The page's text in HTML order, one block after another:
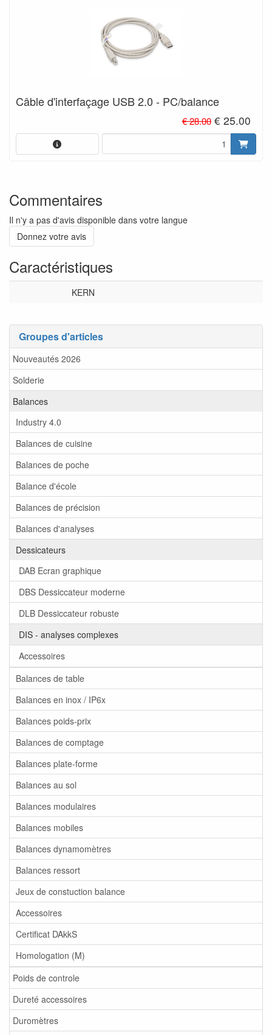
Groupes d'articles
Nouveautés 2026
Solderie
Balances
Industry 4.0
Balances de cuisine
Balances de poche
Balance d'école
Balances de précision
Balances d'analyses
Dessicateurs
DAB Ecran graphique
DBS Dessiccateur moderne
DLB Dessiccateur robuste
DIS - analyses complexes
Accessoires
Balances de table
Balances en inox / IP6x
Balances poids-prix
Balances de comptage
Balances plate-forme
Balances au sol
Balances modulaires
Balances mobiles
Balances dynamomètres
Balances ressort
Jeux de constuction balance
Accessoires
Certificat DAkkS
Homologation (M)
Poids de controle
Dureté accessoires
Duromètres
Câble d'interfaçage USB 2.0 - PC/balance
€ 28.00€ 25.00
Commentaires
Il n'y a pas d'avis disponible dans votre langue
Donnez votre avis
Caractéristiques
KERN